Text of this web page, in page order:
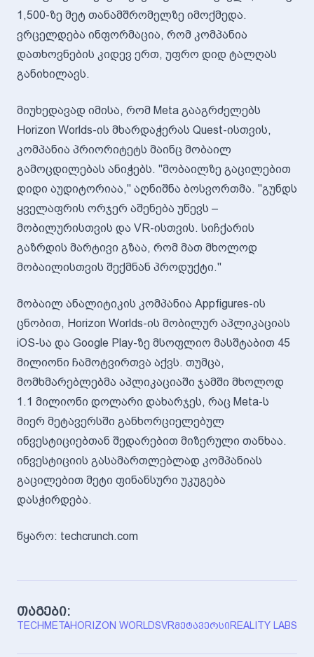
1,500-ზე მეტ თანამშრომელზე იმოქმედა.
ვრცელდება ინფორმაცია, რომ კომპანია
დათხოვნების კიდევ ერთ, უფრო დიდ ტალღას
განიხილავს.
მიუხედავად იმისა, რომ Meta გააგრძელებს
Horizon Worlds-ის მხარდაჭერას Quest-ისთვის,
კომპანია პრიორიტეტს მაინც მობაილ
გამოცდილებას ანიჭებს. "მობაილზე გაცილებით
დიდი აუდიტორიაა," აღნიშნა ბოსვორთმა. "გუნდს
ყველაფრის ორჯერ აშენება უწევს –
მობილურისთვის და VR-ისთვის. სიჩქარის
გაზრდის მარტივი გზაა, რომ მათ მხოლოდ
მობაილისთვის შექმნან პროდუქტი."
მობაილ ანალიტიკის კომპანია Appfigures-ის
ცნობით, Horizon Worlds-ის მობილურ აპლიკაციას
iOS-სა და Google Play-ზე მსოფლიო მასშტაბით 45
მილიონი ჩამოტვირთვა აქვს. თუმცა,
მომხმარებლებმა აპლიკაციაში ჯამში მხოლოდ
1.1 მილიონი დოლარი დახარჯეს, რაც Meta-ს
მიერ მეტავერსში განხორციელებულ
ინვესტიციებთან შედარებით მიზერული თანხაა.
ინვესტიციის გასამართლებლად კომპანიას
გაცილებით მეტი ფინანსური უკუგება
დასჭირდება.
წყარო: techcrunch.com
თაგები:
TECH METAHORIZON WORLDSVRᲛᲔᲢᲐᲕᲔᲠᲡᲘREALITY LABS